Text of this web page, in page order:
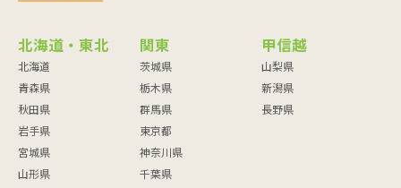
北海道・東北
北海道
青森県
秋田県
岩手県
宮城県
山形県
関東
茨城県
栃木県
群馬県
東京都
神奈川県
千葉県
甲信越
山梨県
新潟県
長野県